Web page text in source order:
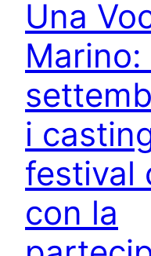
Una
i
festival
con la